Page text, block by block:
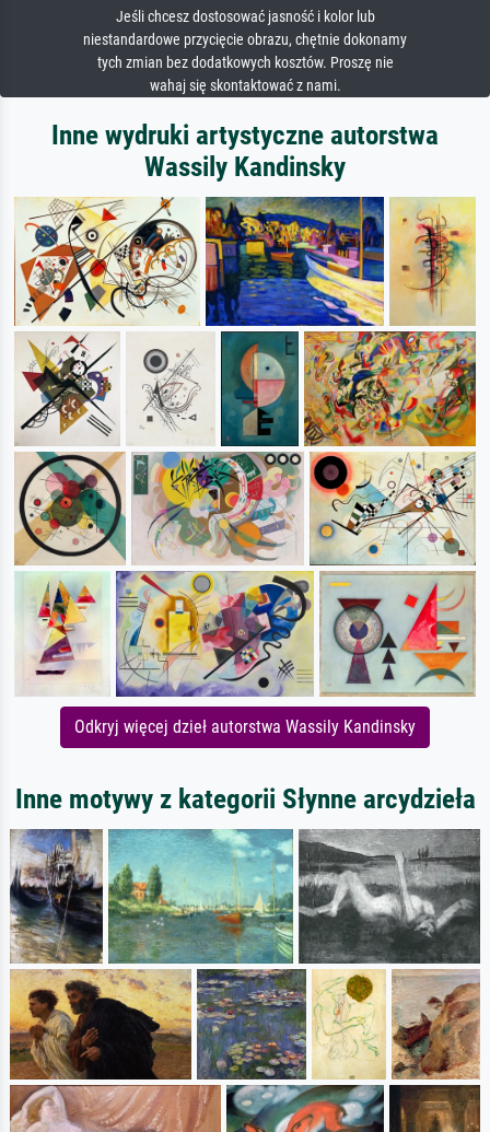
Jeśli chcesz dostosować jasność i kolor lub
niestandardowe przycięcie obrazu, chętnie dokonamy
tych zmian bez dodatkowych kosztów. Proszę nie
wahaj się skontaktować z nami.
Inne wydruki artystyczne autorstwa
Wassily Kandinsky
Odkryj więcej dzieł autorstwa Wassily Kandinsky
Inne motywy z kategorii Słynne arcydzieła